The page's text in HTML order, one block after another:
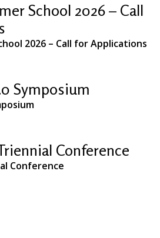
School 2026 – Call
2026 – Call for Applications
Symposium
Conference
Conference